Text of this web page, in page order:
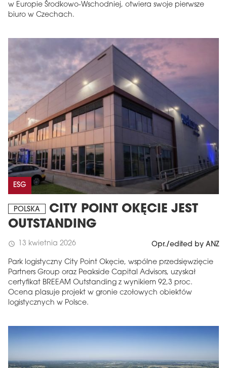
w Europie Środkowo-Wschodniej, otwiera swoje pierwsze
biuro w Czechach.
ESG
POLSKA
CITY POINT OKĘCIE JEST
OUTSTANDING
schedule 13 kwietnia 2026 Opr./edited by ANZ
Park logistyczny City Point Okęcie, wspólne przedsięwzięcie
Partners Group oraz Peakside Capital Advisors, uzyskał
certyfikat BREEAM Outstanding z wynikiem 92,3 proc.
Ocena plasuje projekt w gronie czołowych obiektów
logistycznych w Polsce.